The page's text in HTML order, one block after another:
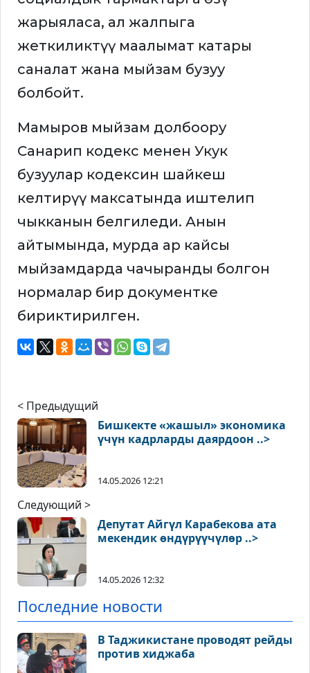
жарыяласа, ал жалпыга
жеткиликтүү маалымат катары
саналат жана мыйзам бузуу
болбойт.
Мамыров мыйзам долбоору
Санарип кодекс менен Укук
бузуулар кодексин шайкеш
келтирүү максатында иштелип
чыкканын белгиледи. Анын
айтымында, мурда ар кайсы
мыйзамдарда чачыранды болгон
нормалар бир документке
бириктирилген.
< Предыдущий
Бишкекте «жашыл» экономика
үчүн кадрларды даярдоон ..>
14.05.2026 12:21
Следующий >
Депутат Айгүл Карабекова ата
мекендик өндүрүүчүлөр ..>
14.05.2026 12:32
Последние новости
В Таджикистане проводят рейды
против хиджаба